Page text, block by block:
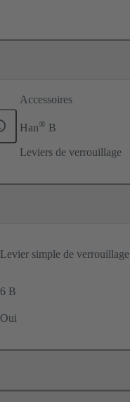
Accessoires
Han® B
Leviers de verrouillage
Levier simple de verrouillage
6 B
Oui